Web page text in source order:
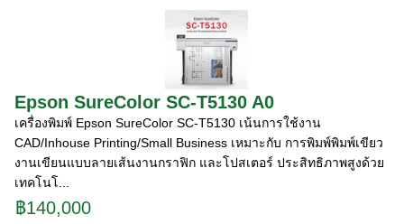
Epson SureColor SC-T5130 A0
เครื่องพิมพ์ Epson SureColor SC-T5130 เน้นการใช้งาน
CAD/Inhouse Printing/Small Business เหมาะกับ การพิมพ์พิมพ์เขียว
งานเขียนแบบลายเส้นงานกราฟิก และโปสเตอร์ ประสิทธิภาพสูงด้วย
เทคโนโ...
฿140,000